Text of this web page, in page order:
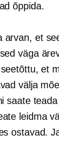
õppida.
arvan, et
väga
et
välja
saate
leidma
ostavad.